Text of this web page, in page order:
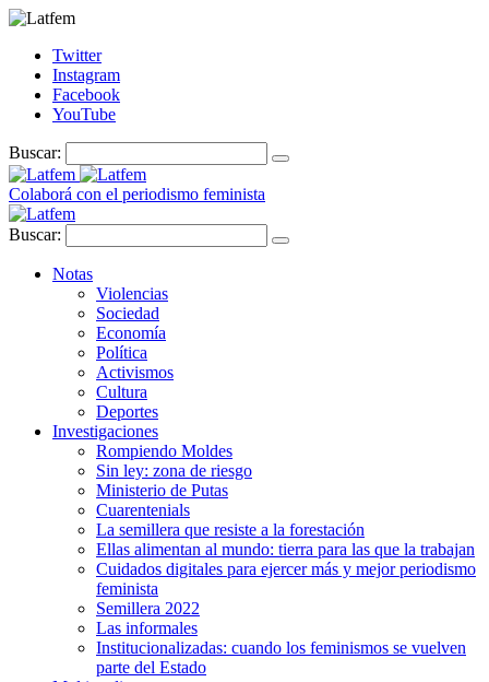
Twitter
Instagram
Facebook
YouTube
Buscar:
Colaborá con el periodismo feminista
Buscar:
Notas
Violencias
Sociedad
Economía
Política
Activismos
Cultura
Deportes
Investigaciones
Rompiendo Moldes
Sin ley: zona de riesgo
Ministerio de Putas
Cuarentenials
La semillera que resiste a la forestación
Ellas alimentan al mundo: tierra para las que la trabajan
Cuidados digitales para ejercer más y mejor periodismo
feminista
Semillera 2022
Las informales
Institucionalizadas: cuando los feminismos se vuelven
parte del Estado